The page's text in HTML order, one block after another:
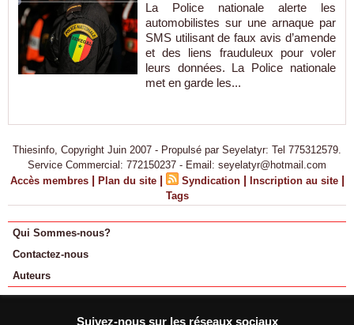
La Police nationale alerte les
automobilistes sur une arnaque par
SMS utilisant de faux avis d’amende
et des liens frauduleux pour voler
leurs données. La Police nationale
met en garde les...
Thiesinfo, Copyright Juin 2007 - Propulsé par Seyelatyr: Tel 775312579.
Service Commercial: 772150237 - Email: seyelatyr@hotmail.com
Accès membres | Plan du site | Syndication | Inscription au site |
Tags
Qui Sommes-nous?
Contactez-nous
Auteurs
Suivez-nous sur les réseaux sociaux